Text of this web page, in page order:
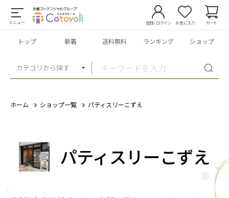
メニュー
カテゴリから探す
登録/ログイン お気に入り カート
トップ 新着 送料無料 ランキング ショップ
ホーム ショップ一覧 パティスリーこずえ
パティスリーこずえ